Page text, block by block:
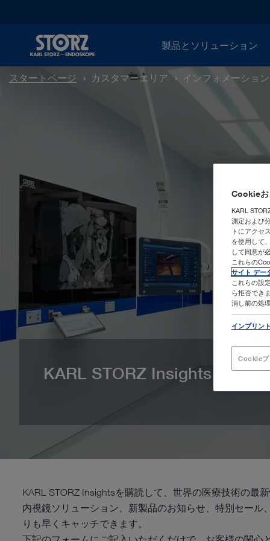
製品とソリューション
スタートページ カスタマーエリア インフォメーショ
KARL STORZ Insights
KARL STORZ Insightsを購読して、世界の医療技術の最
内視鏡ソリューション、新製品のお知らせ、特別セー
りも早くキャッチできます。
Cookieお
KARL
測定および
トにアクセ
を使用して
して同意が
これらの
サイト デー
これらの設
ら拒否でき
消し前の処
インプリン
Cookieプ